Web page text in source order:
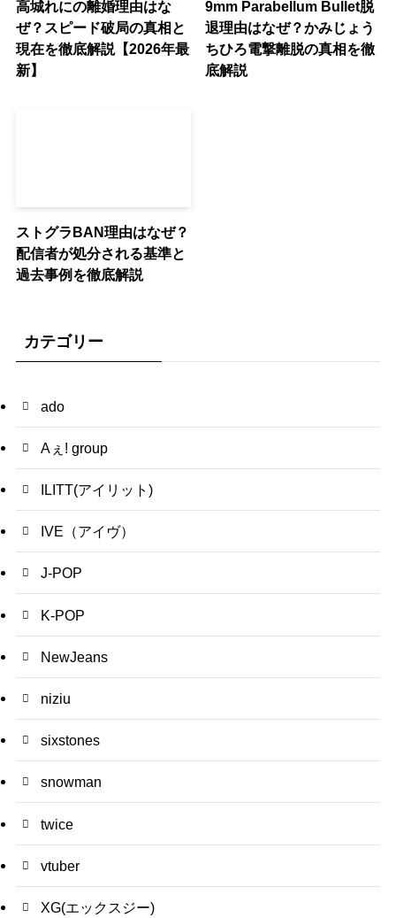
高城れにの離婚理由はな
ぜ？スピード破局の真相と
現在を徹底解説【2026年最
新】
9mm Parabellum Bullet脱
退理由はなぜ？かみじょう
ちひろ電撃離脱の真相を徹
底解説
ストグラBAN理由はなぜ？
配信者が処分される基準と
過去事例を徹底解説
カテゴリー
ado
Aぇ! group
ILITT(アイリット)
IVE（アイヴ）
J-POP
K-POP
NewJeans
niziu
sixstones
snowman
twice
vtuber
XG(エックスジー)